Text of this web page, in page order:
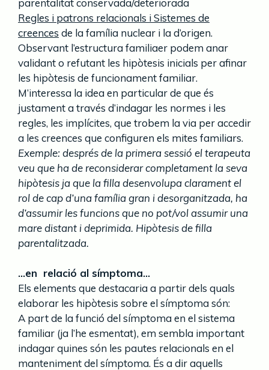
parentalitat conservada/deteriorada
Regles i patrons relacionals i Sistemes de
creences de la família nuclear i la d’origen.
Observant l’estructura familiaer podem anar
validant o refutant les hipòtesis inicials per afinar
les hipòtesis de funcionament familiar.
M’interessa la idea en particular de que és
justament a través d’indagar les normes i les
regles, les implícites, que trobem la via per accedir
a les creences que configuren els mites familiars.
Exemple: després de la primera sessió el terapeuta
veu que ha de reconsiderar completament la seva
hipòtesis ja que la filla desenvolupa clarament el
rol de cap d’una família gran i desorganitzada, ha
d’assumir les funcions que no pot/vol assumir una
mare distant i deprimida. Hipòtesis de filla
parentalitzada.
…en relació al símptoma…
Els elements que destacaria a partir dels quals
elaborar les hipòtesis sobre el símptoma són:
A part de la funció del símptoma en el sistema
familiar (ja l’he esmentat), em sembla important
indagar quines són les pautes relacionals en el
manteniment del símptoma. És a dir aquells